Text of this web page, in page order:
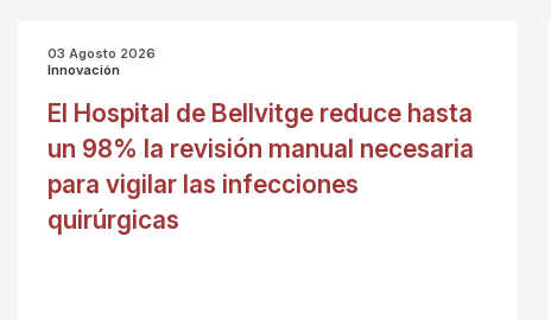
03 Agosto 2026
Innovación
El Hospital de Bellvitge reduce hasta
un 98% la revisión manual necesaria
para vigilar las infecciones
quirúrgicas